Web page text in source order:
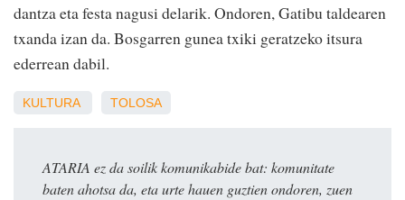
dantza eta festa nagusi delarik. Ondoren, Gatibu taldearen
txanda izan da. Bosgarren gunea txiki geratzeko itsura
ederrean dabil.
KULTURA TOLOSA
ATARIA ez da soilik komunikabide bat: komunitate
baten ahotsa da, eta urte hauen guztien ondoren, zuen